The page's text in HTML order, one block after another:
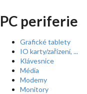
PC periferie
Grafické tablety
IO karty/zařízení, ...
Klávesnice
Média
Modemy
Monitory